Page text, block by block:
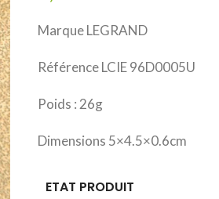
Marque LEGRAND
Référence LCIE 96D0005U
Poids : 26g
Dimensions 5×4.5×0.6cm
ETAT PRODUIT